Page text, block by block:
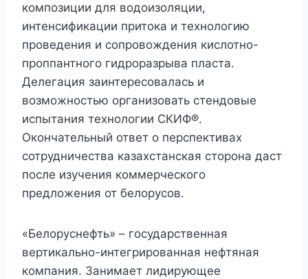
композиции для водоизоляции,
интенсификации притока и технологию
проведения и сопровождения кислотно-
проппантного гидроразрыва пласта.
Делегация заинтересовалась и
возможностью организовать стендовые
испытания технологии СКИФ®.
Окончательный ответ о перспективах
сотрудничества казахстанская сторона даст
после изучения коммерческого
предложения от белорусов.
«Белоруснефть» – государственная
вертикально-интегрированная нефтяная
компания. Занимает лидирующее